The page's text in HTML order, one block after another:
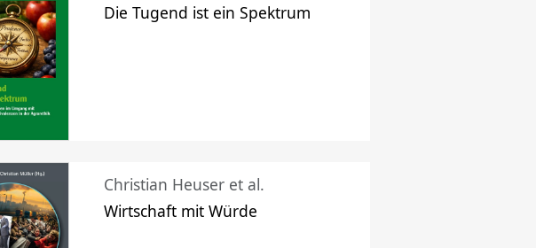
Die Tugend ist ein Spektrum
Christian Heuser et al.
Wirtschaft mit Würde